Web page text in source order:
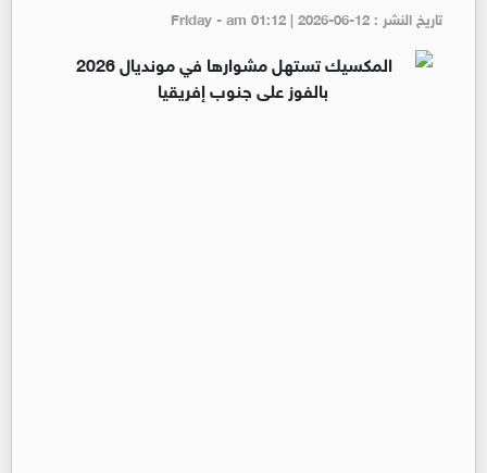
تاريخ النشر : Friday - am 01:12 | 2026-06-12